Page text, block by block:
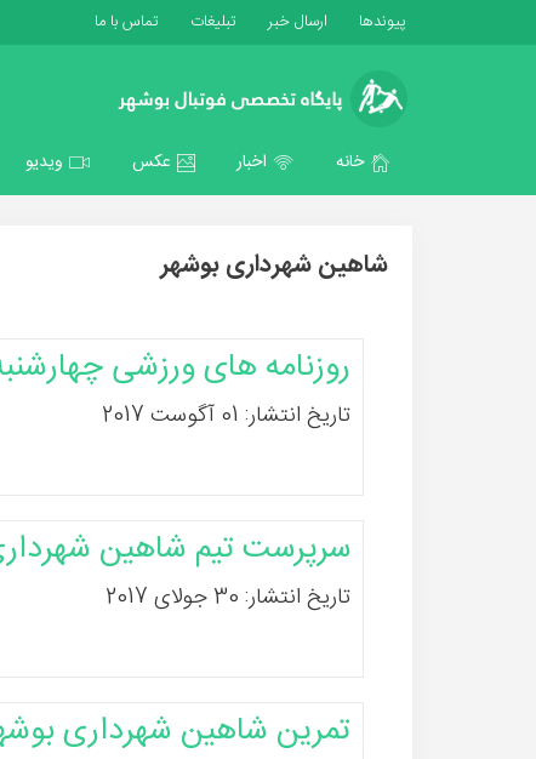
پیوندها ارسال خبر تبلیغات تماس با ما
خانه اخبار عکس ویدیو
شاهین شهرداری بوشهر
روزنامه های ورزشی چهارشنبه ۱۱ مرداد
تاریخ انتشار: 01 آگوست 2017
سرپرست تیم شاهین
تاریخ انتشار: 30 جولای 2017
تمرین شاهین شهرداری